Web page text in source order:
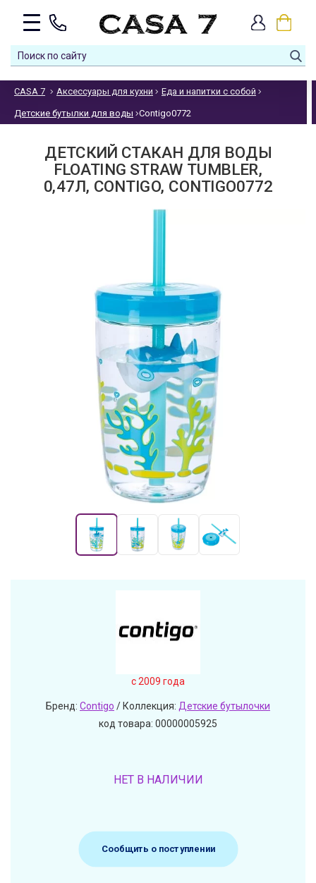
CASA 7 Аксессуары для кухни Еда и напитки с собой
Детские бутылки для воды Contigo0772
ДЕТСКИЙ СТАКАН ДЛЯ ВОДЫ
FLOATING STRAW TUMBLER,
0,47Л, CONTIGO, CONTIGO0772
c 2009 года
Бренд: Contigo / Коллекция: Детские бутылочки
код товара: 00000005925
НЕТ В НАЛИЧИИ
Сообщить о поступлении